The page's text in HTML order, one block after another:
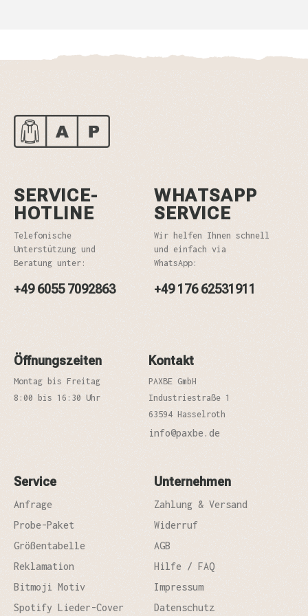
SERVICE-
HOTLINE
Telefonische
Unterstützung und
Beratung unter:
+49 6055 7092863
WHATSAPP
SERVICE
Wir helfen Ihnen schnell
und einfach via
WhatsApp:
+49 176 62531911
Öffnungszeiten
Montag bis Freitag
8:00 bis 16:30 Uhr
Kontakt
PAXBE GmbH
Industriestraße 1
63594 Hasselroth
info@paxbe.de
Service
Anfrage
Probe-Paket
Größentabelle
Reklamation
Bitmoji Motiv
Spotify Lieder-Cover
Unternehmen
Zahlung & Versand
Widerruf
AGB
Hilfe / FAQ
Impressum
Datenschutz